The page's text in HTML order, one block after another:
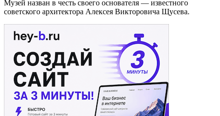
Музей назван в честь своего основателя — известного
советского архитектора Алексея Викторовича Щусева.